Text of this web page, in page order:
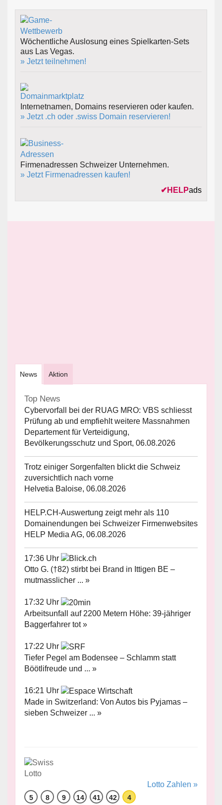
Wöchentliche Auslosung eines Spielkarten-Sets
aus Las Vegas.
» Jetzt teilnehmen!
Internetnamen, Domains reservieren oder kaufen.
» Jetzt .ch oder .swiss Domain reservieren!
Firmenadressen Schweizer Unternehmen.
» Jetzt Firmenadressen kaufen!
✔ HELPads
News Aktion
Top News
Cybervorfall bei der RUAG MRO: VBS schliesst
Prüfung ab und empfiehlt weitere Massnahmen
Departement für Verteidigung,
Bevölkerungsschutz und Sport, 06.08.2026
Trotz einiger Sorgenfalten blickt die Schweiz
zuversichtlich nach vorne
Helvetia Baloise, 06.08.2026
HELP.CH-Auswertung zeigt mehr als 110
Domainendungen bei Schweizer Firmenwebsites
HELP Media AG, 06.08.2026
17:36 Uhr
Otto G. (†82) stirbt bei Brand in Ittigen BE –
mutmasslicher ... »
17:32 Uhr
Arbeitsunfall auf 2200 Metern Höhe: 39-jähriger
Baggerfahrer tot »
17:22 Uhr
Tiefer Pegel am Bodensee – Schlamm statt
Böötlifreude und ... »
16:21 Uhr
Made in Switzerland: Von Autos bis Pyjamas –
sieben Schweizer ... »
Lotto Zahlen »
5 8 9 14 41 42 4